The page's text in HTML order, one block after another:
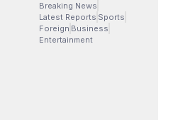
Breaking News
Latest Reports Sports
Foreign Business
Entertainment